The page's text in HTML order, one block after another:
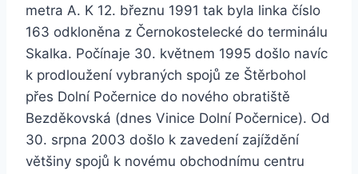
metra A. K 12. březnu 1991 tak byla linka číslo
163 odkloněna z Černokostelecké do terminálu
Skalka. Počínaje 30. květnem 1995 došlo navíc
k prodloužení vybraných spojů ze Štěrbohol
přes Dolní Počernice do nového obratiště
Bezděkovská (dnes Vinice Dolní Počernice). Od
30. srpna 2003 došlo k zavedení zajíždění
většiny spojů k novému obchodnímu centru